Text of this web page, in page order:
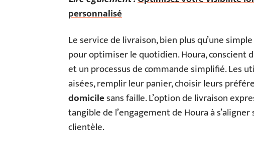
personnalisé
Le service de livraison, bien plus qu’une
pour optimiser le quotidien. Houra, conscient
et un processus de commande simplifié. Les
aisées, remplir leur panier, choisir leurs
domicilesans faille. L’option de livraison
tangible de l’engagement de Houra à
clientèle.